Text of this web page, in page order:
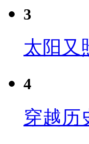
3
太阳又
4
穿越历